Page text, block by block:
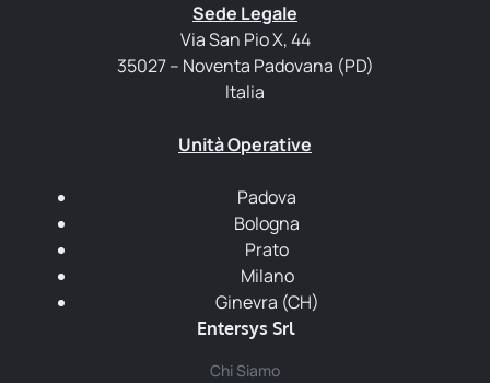
Sede Legale
Via San Pio X, 44
35027 – Noventa Padovana (PD)
Italia
Unità Operative
Padova
Bologna
Prato
Milano
Ginevra (CH)
Entersys Srl
Chi Siamo